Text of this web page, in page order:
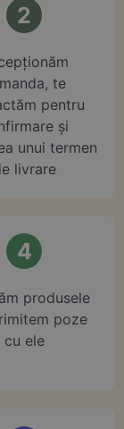
2
te
pentru
și
unui termen
livrare
4
produsele
poze
cu ele